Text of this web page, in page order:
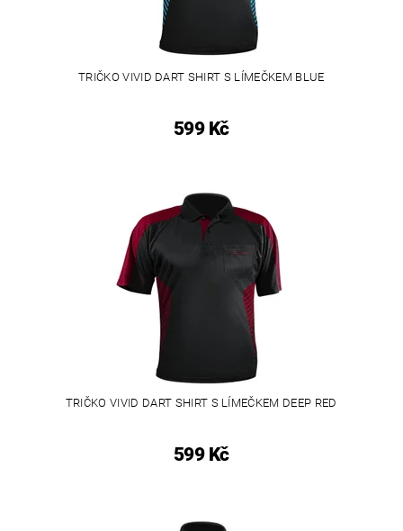
TRIČKO VIVID DART SHIRT S LÍMEČKEM BLUE
599 Kč
TRIČKO VIVID DART SHIRT S LÍMEČKEM DEEP RED
599 Kč